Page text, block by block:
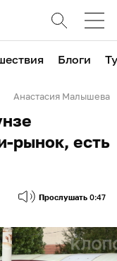
Блоги
Анастасия Малышева
рынок, есть
Прослушать 0:47